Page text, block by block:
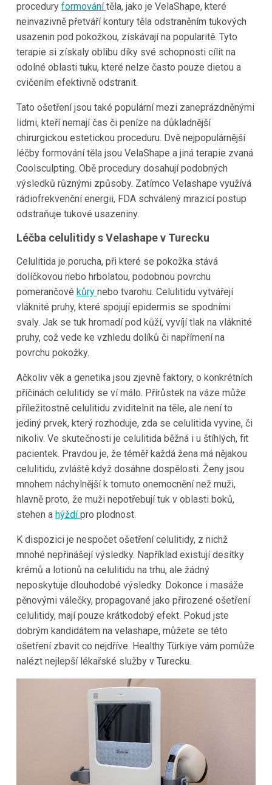
procedury formovánítěla, jako je VelaShape, které
neinvazivně přetváří kontury těla odstraněním tukových
usazenin pod pokožkou, získávají na popularitě. Tyto
terapie si získaly oblibu díky své schopnosti cílit na
odolné oblasti tuku, které nelze často pouze dietou a
cvičením efektivně odstranit.
Tato ošetření jsou také populární mezi zaneprázdněnými
lidmi, kteří nemají čas či peníze na důkladnější
chirurgickou estetickou proceduru. Dvě nejpopulárnější
léčby formování těla jsou VelaShape a jiná terapie zvaná
Coolsculpting. Obě procedury dosahují podobných
výsledků různými způsoby. Zatímco Velashape využívá
rádiofrekvenční energii, FDA schválený mrazicí postup
odstraňuje tukové usazeniny.
Léčba celulitidy s Velashape v Turecku
Celulitida je porucha, při které se pokožka stává
dolíčkovou nebo hrbolatou, podobnou povrchu
pomerančové kůry nebo tvarohu. Celulitidu vytvářejí
vláknité pruhy, které spojují epidermis se spodními
svaly. Jak se tuk hromadí pod kůží, vyvíjí tlak na vláknité
pruhy, což vede ke vzhledu dolíků či napřímení na
povrchu pokožky.
Ačkoliv věk a genetika jsou zjevně faktory, o konkrétních
příčinách celulitidy se ví málo. Přírůstek na váze může
příležitostně celulitidu zviditelnit na těle, ale není to
jediný prvek, který rozhoduje, zda se celulitida vyvine, či
nikoliv. Ve skutečnosti je celulitida běžná i u štíhlých, fit
pacientek. Pravdou je, že téměř každá žena má nějakou
celulitidu, zvláště když dosáhne dospělosti. Ženy jsou
mnohem náchylnější k tomuto onemocnění než muži,
hlavně proto, že muži nepotřebují tuk v oblasti boků,
stehen a hýždípro plodnost.
K dispozici je nespočet ošetření celulitidy, z nichž
mnohé nepřinášejí výsledky. Například existují desítky
krémů a lotionů na celulitidu na trhu, ale žádný
neposkytuje dlouhodobé výsledky. Dokonce i masáže
pěnovými válečky, propagované jako přirozené ošetření
celulitidy, mají pouze krátkodobý efekt. Pokud jste
dobrým kandidátem na velashape, můžete se této
ošetření zbavit co nejdříve. Healthy Türkiye vám pomůže
nalézt nejlepší lékařské služby v Turecku.